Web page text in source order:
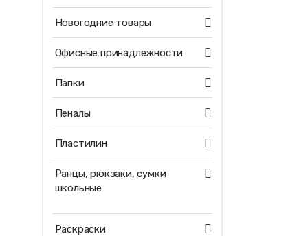
Новогодние товары
Офисные принадлежности
Папки
Пеналы
Пластилин
Ранцы, рюкзаки, сумки
школьные
Раскраски